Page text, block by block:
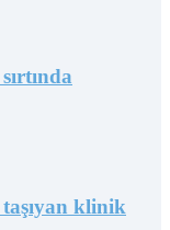
klinik